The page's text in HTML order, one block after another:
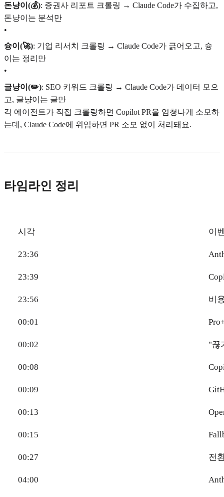
돈냥이(💰): 증권사 리포트 크롤링 → Claude Code가 수집하고,
돈냥이는 분석만
•
슝이(🚀): 기업 리서치 크롤링 → Claude Code가 긁어오고, 슝
이는 정리만
•
글냥이(✏️): SEO 키워드 크롤링 → Claude Code가 데이터 모으
고, 글냥이는 글만
각 에이전트가 직접 크롤링하면 Copilot PR을 엄청나게 소모하
는데, Claude Code에 위임하면 PR 소모 없이 처리돼요.
타임라인 정리
시각 이
23:36
23:39
23:56 비
00:01
00:02 "끊
00:08
00:09
00:13
00:15
00:27 전
04:00